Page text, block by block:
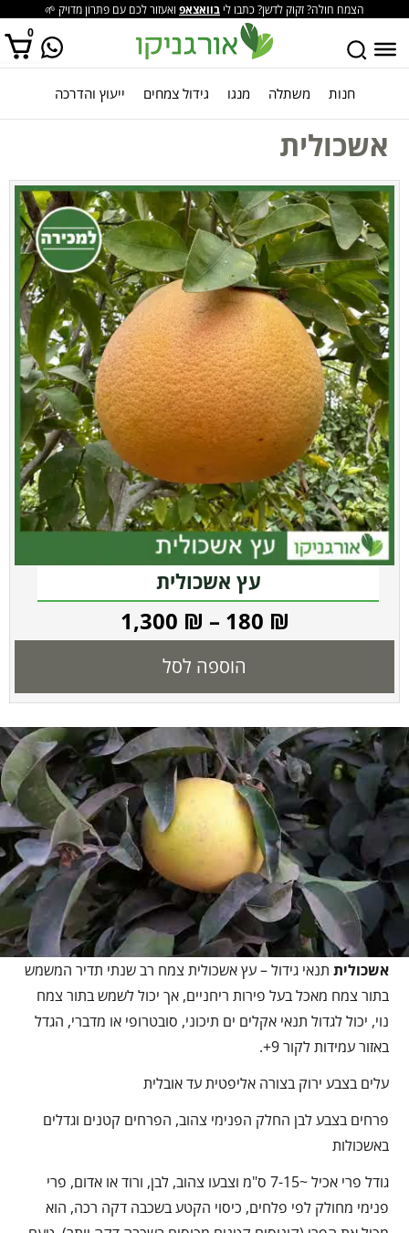
הצמח חולה? זקוק לדשן? כתבו לי בוואצאפ ואעזור לכם עם פתרון מדויק 🌱
0
אין מוצרים בסל הקניות. חנות משתלה מנגו גידול צמחים ייעוץ והדרכה
אשכולית
עץ אשכולית
180 ₪
–
1,300 ₪
הוספה לסל
אשכולית תנאי גידול – עץ אשכולית צמח רב שנתי תדיר המשמש
בתור צמח מאכל בעל פירות ריחניים, אך יכול לשמש בתור צמח
נוי, יכול לגדול תנאי אקלים ים תיכוני, סובטרופי או מדברי, הגדל
באזור עמידות לקור 9+.
עלים בצבע ירוק בצורה אליפטית עד אובלית
פרחים בצבע לבן החלק הפנימי צהוב, הפרחים קטנים וגדלים
באשכולות
גודל פרי אכיל ~7-15 ס"מ וצבעו צהוב, לבן, ורוד או אדום, פרי
פנימי מחולק לפי פלחים, כיסוי הקטע בשכבה דקה רכה, הוא